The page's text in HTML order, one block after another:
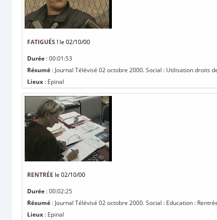
FATIGUÉS ! le 02/10/00
Durée : 00:01:53
Résumé : Journal Télévisé 02 octobre 2000. Social : Utilisation droits
Lieux : Epinal
RENTRÉE le 02/10/00
Durée : 00:02:25
Résumé : Journal Télévisé 02 octobre 2000. Social : Education :
Lieux : Epinal